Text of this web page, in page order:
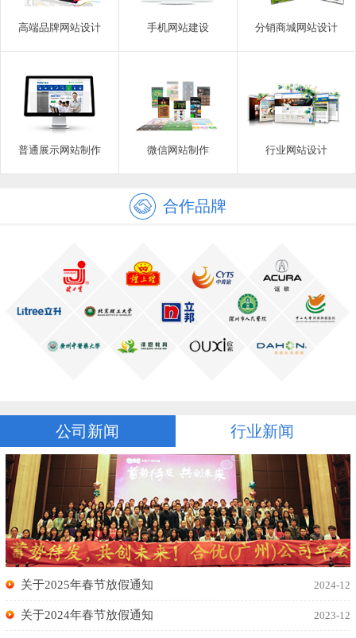
高端品牌网站设计 手机网站建设 分销商城网站设计
普通展示网站制作 微信网站制作 行业网站设计
合作品牌
公司新闻 行业新闻
关于2025年春节放假通知 2024-12
关于2024年春节放假通知 2023-12